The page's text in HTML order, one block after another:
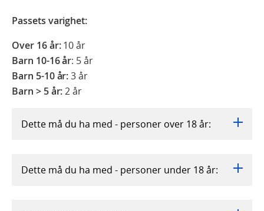
Passets varighet:
Over 16 år:10 år
Barn 10-16 år: 5 år
Barn 5-10 år:3 år
Barn > 5 år:2 år
Dette må du ha med - personer over 18 år:
Dette må du ha med - personer under 18 år: